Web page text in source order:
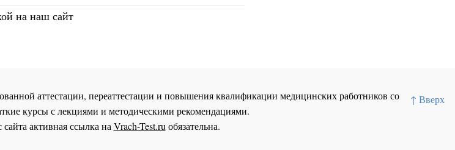
↑ Вверх
на наш сайт
аттестации, переаттестации и повышения квалификации медицинских работников со
курсы с лекциями и методическими рекомендациями.
активная ссылка на Vrach-Test.ru обязательна.